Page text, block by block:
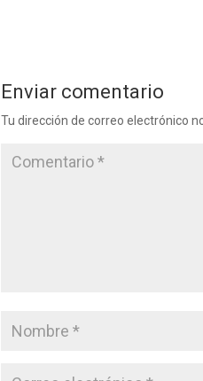
Enviar comentario
Tu dirección de correo electrónico